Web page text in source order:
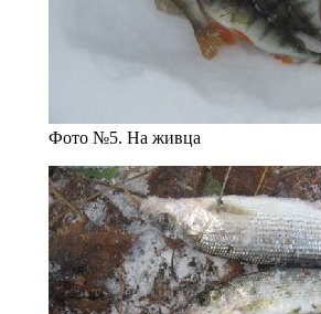
Фото №5. На живца